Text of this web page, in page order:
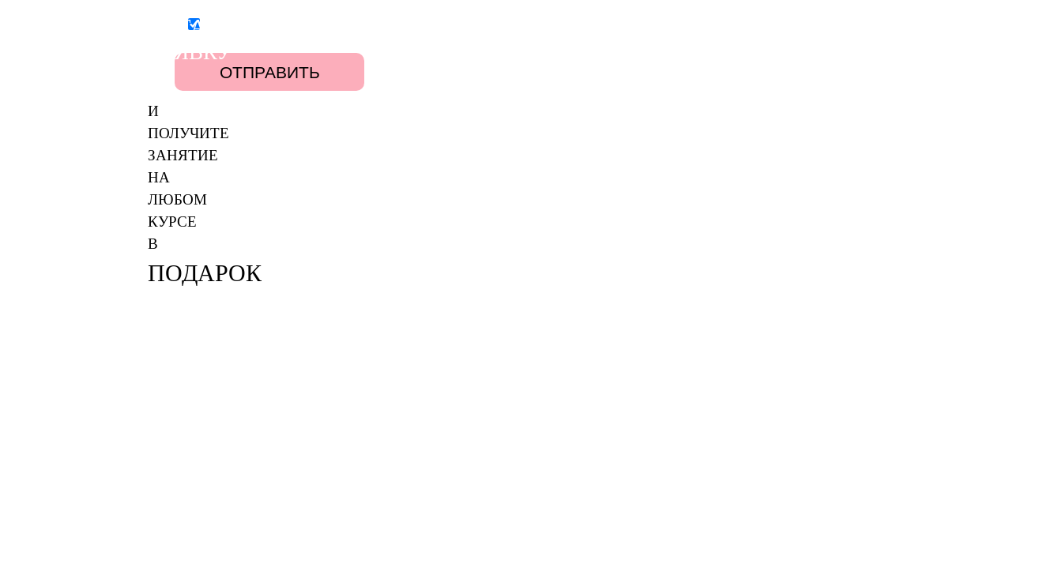
ОСТАВЬТЕ
ЗАЯВКУ
И
ПОЛУЧИТЕ
ЗАНЯТИЕ
НА
ЛЮБОМ
КУРСЕ
В
ПОДАРОК